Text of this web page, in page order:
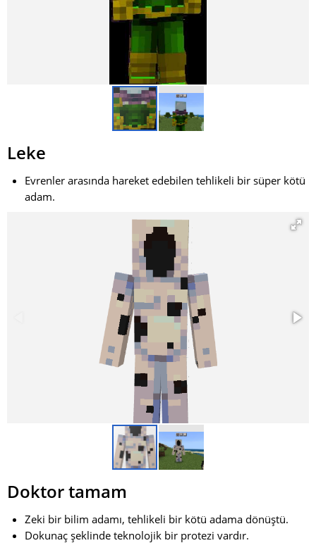
Leke
Evrenler arasında hareket edebilen tehlikeli bir süper kötü
adam.
Doktor tamam
Zeki bir bilim adamı, tehlikeli bir kötü adama dönüştü.
Dokunaç şeklinde teknolojik bir protezi vardır.